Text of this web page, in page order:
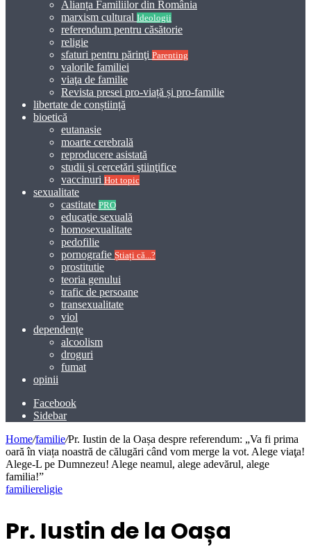
Alianța Familiilor din România
marxism cultural Ideologii
referendum pentru căsătorie
religie
sfaturi pentru părinţi Parenting
valorile familiei
viaţa de familie
Revista presei pro-viață și pro-familie
libertate de conștiință
bioetică
eutanasie
moarte cerebrală
reproducere asistată
studii şi cercetări ştiinţifice
vaccinuri Hot topic
sexualitate
castitate PRO
educaţie sexuală
homosexualitate
pedofilie
pornografie Știați că...?
prostitutie
teoria genului
trafic de persoane
transexualitate
viol
dependenţe
alcoolism
droguri
fumat
opinii
Facebook
Sidebar
Home/familie/Pr. Iustin de la Oașa despre referendum: „Va fi prima
oară în viața noastră de călugări când vom merge la vot. Alege viaţa!
Alege-L pe Dumnezeu! Alege neamul, alege adevărul, alege
familia!”
familiereligie
Pr. Iustin de la Oașa